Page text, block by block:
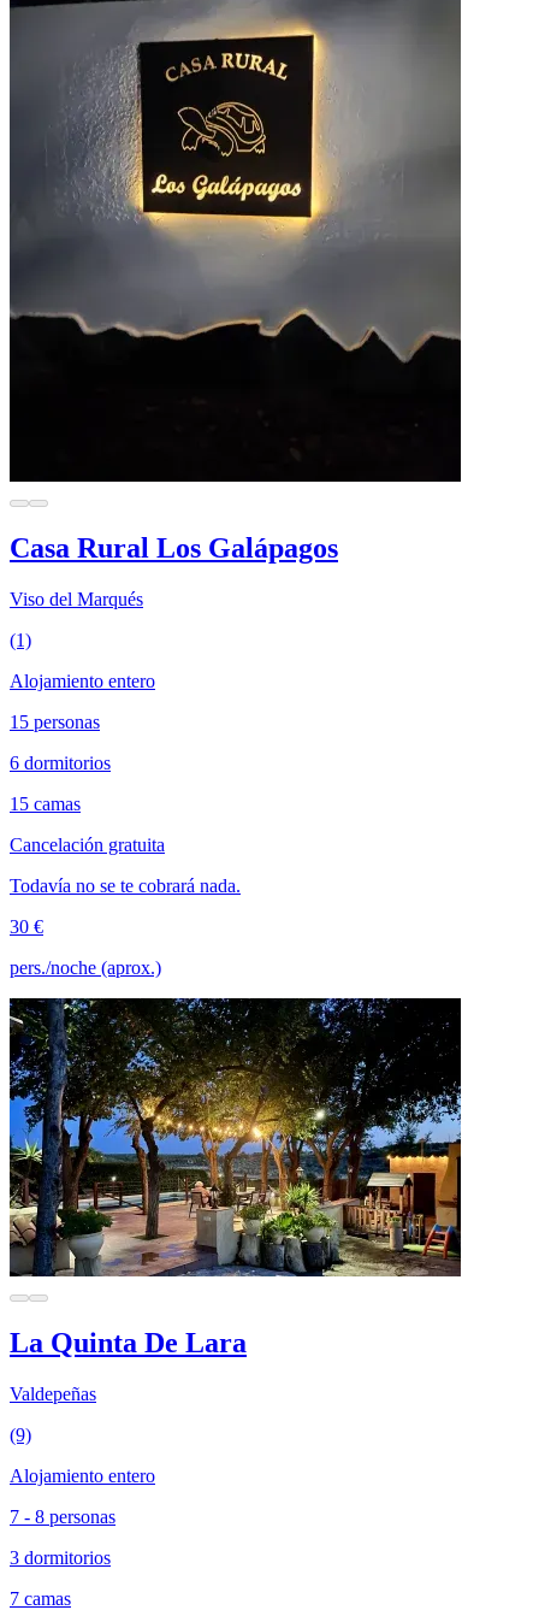
Casa Rural Los Galápagos
Viso del Marqués
(1)
Alojamiento entero
15 personas
6 dormitorios
15 camas
Cancelación gratuita
Todavía no se te cobrará nada.
30 €
pers./noche (aprox.)
La Quinta De Lara
Valdepeñas
(9)
Alojamiento entero
7 - 8 personas
3 dormitorios
7 camas